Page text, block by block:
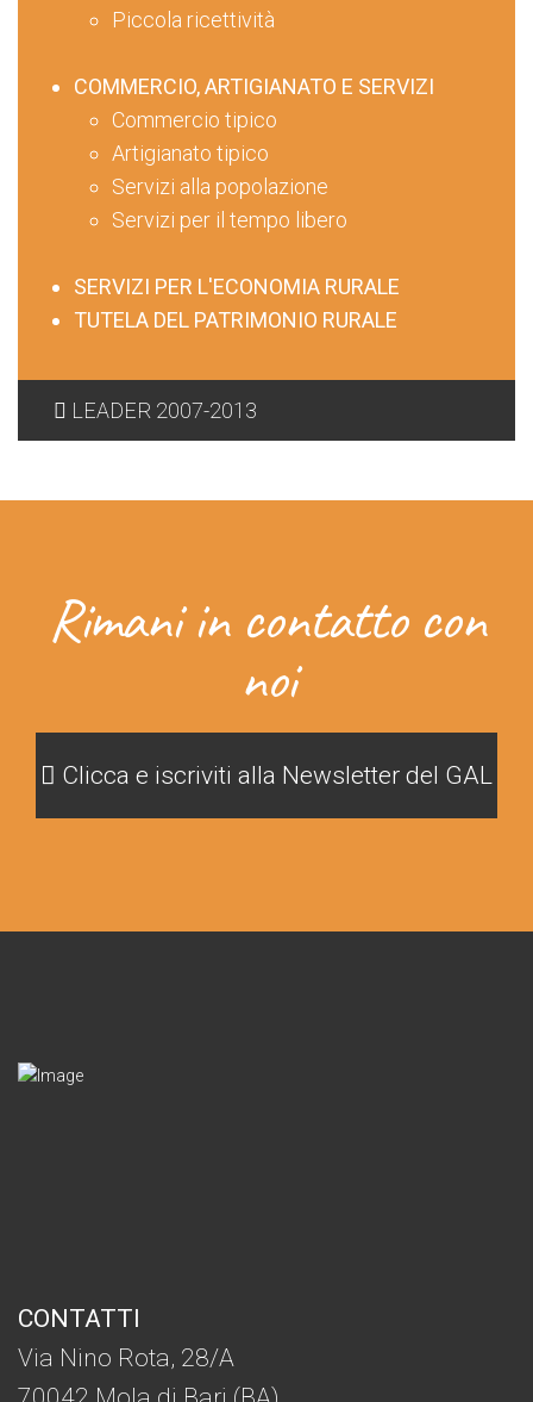
Piccola ricettività
COMMERCIO, ARTIGIANATO E SERVIZI
Commercio tipico
Artigianato tipico
Servizi alla popolazione
Servizi per il tempo libero
SERVIZI PER L'ECONOMIA RURALE
TUTELA DEL PATRIMONIO RURALE
LEADER 2007-2013
Rimani in contatto con
noi
Clicca e iscriviti alla Newsletter del GAL
CONTATTI
Via Nino Rota, 28/A